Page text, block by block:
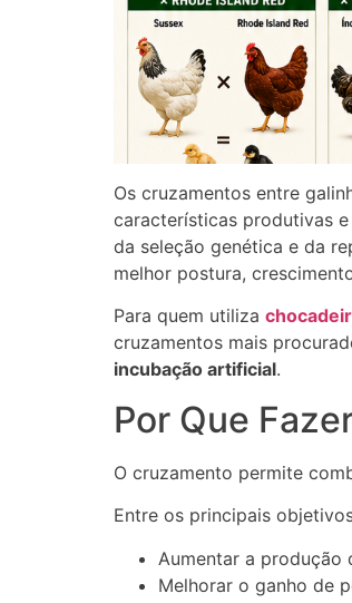
Os cruzamentos entre
características produtivas
da seleção genética e da
melhor postura,
Para quem utiliza
cruzamentos mais
incubação artificial.
Por Que
O cruzamento permite
Entre os principais
Aumentar a produção
Melhorar o ganho de